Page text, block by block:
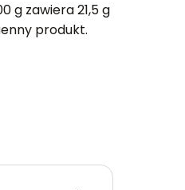
g zawiera 21,5 g
produkt.